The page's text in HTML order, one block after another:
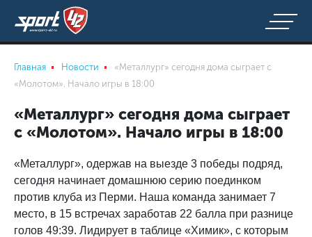
Главная Новости
«Металлург» сегодня дома сыграет с
«Молотом». Начало игры в 18:00
«Металлург» сегодня дома сыграет
с «Молотом». Начало игры в 18:00
«Металлург», одержав на выезде 3 победы подряд,
сегодня начинает домашнюю серию поединком
против клуба из Перми. Наша команда занимает 7
место, в 15 встречах заработав 22 балла при разнице
голов 49:39. Лидирует в таблице «Химик», с которым